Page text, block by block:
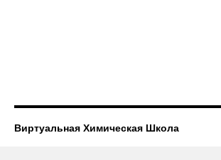
Виртуальная Химическая Школа